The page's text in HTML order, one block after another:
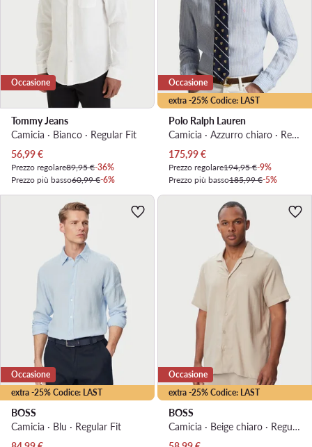
Occasione
Tommy Jeans
Camicia · Bianco · Regular Fit
Prezzo attuale
56,99€
Prezzo regolare89,95 €-36%
Prezzo più basso60,99 €-6%
extra -25% Codice: LAST
Occasione
Polo Ralph Lauren
Camicia · Azzurro chiaro · Regular Fit
Prezzo attuale
175,99€
Prezzo regolare194,95 €-9%
Prezzo più basso185,99 €-5%
extra -25% Codice: LAST
Occasione
BOSS
Camicia · Blu · Regular Fit
extra -25% Codice: LAST
Occasione
BOSS
Camicia · Beige chiaro · Regular Fit